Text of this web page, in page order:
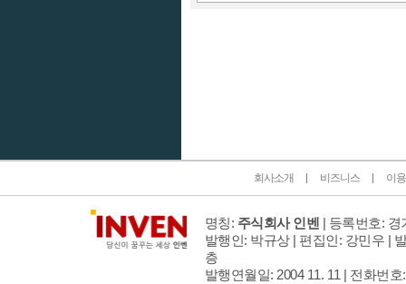
회사소개 비즈니스 이
명칭: 주식회사 인벤 | 등록번호: 경
발행인: 박규상 | 편집인: 강민우 |
층
발행연월일: 2004 11. 11 | 전화번호